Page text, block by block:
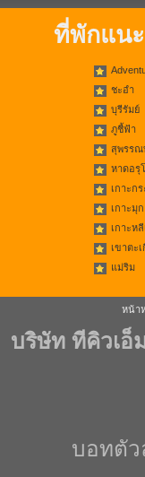
ที่พักแน
ชะอำ
บุรีรัมย์
ภูชี้ฟ้า
สุพรรณ
หาดอรุ
เกาะก
เกาะมุก
เกาะหลี
เขาตะ
แม่ริม
หน้า
บริษัท ทีคิวเอ็
บอทตัว